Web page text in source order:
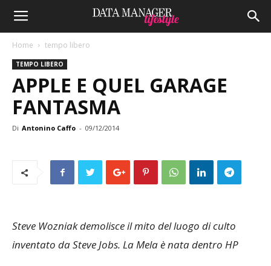
Home tempo libero
TEMPO LIBERO
APPLE E QUEL GARAGE
FANTASMA
Di Antonino Caffo - 09/12/2014
Steve Wozniak demolisce il mito del luogo di culto
inventato da Steve Jobs. La Mela è nata dentro HP